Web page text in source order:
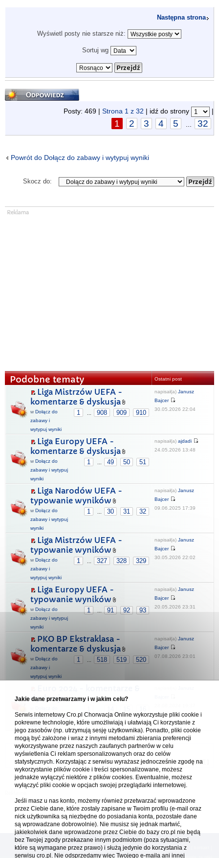
Następna strona
Wyświetl posty nie starsze niż:
Sortuj wg
Odpowiedz
Posty: 469 | Strona 1 z 32 | idź do strony |
1 2 3 4 5 32
Powrót do Dołącz do zabawy i wytypuj wyniki
Skocz do:
Podobne tematy Ostatni post
Liga Mistrzów UEFA -
komentarze & dyskusja
1 908 909 910
w Dołącz do
zabawy i
wytypuj wyniki
napisał(a) Janusz
Bajcer
30.05.2026 22:04
Liga Europy UEFA -
komentarze & dyskusja
1 49 50 51
w Dołącz do
zabawy i wytypuj
wyniki
napisał(a) ajdadi
24.05.2026 13:48
Liga Narodów UEFA -
typowanie wyników
1 30 31 32
w Dołącz do
zabawy i wytypuj
wyniki
napisał(a) Janusz
Bajcer
09.06.2025 17:39
Liga Mistrzów UEFA -
typowanie wyników
1 327 328 329
w Dołącz do
zabawy i
wytypuj wyniki
napisał(a) Janusz
Bajcer
30.05.2026 22:02
Liga Europy UEFA -
typowanie wyników
1 91 92 93
w Dołącz do
zabawy i wytypuj
wyniki
napisał(a) Janusz
Bajcer
20.05.2026 23:31
PKO BP Ekstraklasa -
komentarze & dyskusja
1 518 519 520
w Dołącz do
zabawy i
wytypuj wyniki
napisał(a) Janusz
Bajcer
07.08.2026 23:01
dyskusja
zabawy i wytypuj
wyniki
Forum Chorwacja Online - Cro.pl
Usuń ciasteczka• Strefa czasowa: UTC + 1 (Polska - czas zimowy) [ DST
[reklama ] [
Jakie dane przetwarzamy i w jakim celu?
Serwis internetowy Cro.pl Chorwacja Online wykorzystuje pliki cookie i
pokrewne technologie, które umożliwiają i ułatwiają Ci korzystanie z
jego zasobów (np. utrzymują sesję użytkownika). Ponadto, pliki cookie
mogą być założone i wraz z innymi metodami zbierania preferencji
wykorzystywane przez naszych zaufanych partnerów w celu
wyświetlenia Ci reklam spersonalizowanych oraz do celów
statystycznych. Korzystając z serwisu wyrażasz jednocześnie zgodę na
wykorzystanie plików cookie i treści spersonalizowane, możesz
jednakże wyłączyć niektóre z plików cookies. Ewentualnie, możesz
wyłączyć pliki cookie w opcjach swojej przeglądarki internetowej.
Jeśli masz u nas konto, możemy również przetwarzać wprowadzone
przez Ciebie dane, które zostały zapisane w Twoim profilu (e-mail oraz
nick użytkownika są niezbędne do posiadania konta, pozostałe dane
są wprowadzane dobrowolnie). Nie musisz się jednak martwić,
jakiekolwiek dane wprowadzone przez Ciebie do bazy cro.pl nie będą
bez Twojej zgody przekazane innym podmiotom (poza sytuacjami,
które są wymagane przez prawo) i służą jedynie do korzystania z
serwisu cro.pl. Nie odsprzedamy więc Twojego e-maila ani innej